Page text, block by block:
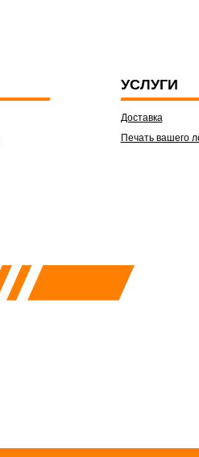
УСЛУГИ
Доставка
Печать вашего